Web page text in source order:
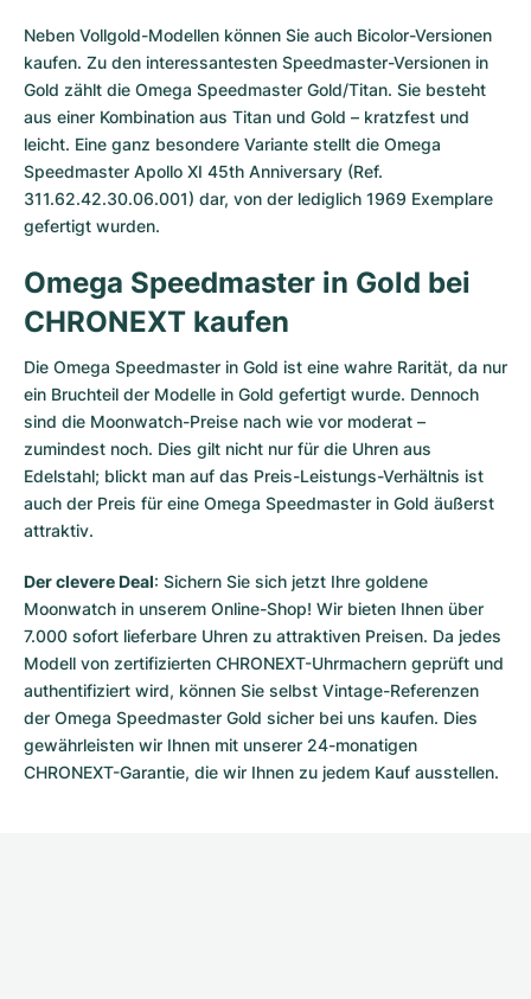
Neben Vollgold-Modellen können Sie auch Bicolor-Versionen
kaufen. Zu den interessantesten Speedmaster-Versionen in
Gold zählt die Omega Speedmaster Gold/Titan. Sie besteht
aus einer Kombination aus Titan und Gold – kratzfest und
leicht. Eine ganz besondere Variante stellt die Omega
Speedmaster Apollo XI 45th Anniversary (Ref.
311.62.42.30.06.001) dar, von der lediglich 1969 Exemplare
gefertigt wurden.
Omega Speedmaster in Gold bei
CHRONEXT kaufen
Die Omega Speedmaster in Gold ist eine wahre Rarität, da nur
ein Bruchteil der Modelle in Gold gefertigt wurde. Dennoch
sind die Moonwatch-Preise nach wie vor moderat –
zumindest noch. Dies gilt nicht nur für die Uhren aus
Edelstahl; blickt man auf das Preis-Leistungs-Verhältnis ist
auch der Preis für eine Omega Speedmaster in Gold äußerst
attraktiv.
Der clevere Deal: Sichern Sie sich jetzt Ihre goldene
Moonwatch in unserem Online-Shop! Wir bieten Ihnen über
7.000 sofort lieferbare Uhren zu attraktiven Preisen. Da jedes
Modell von zertifizierten CHRONEXT-Uhrmachern geprüft und
authentifiziert wird, können Sie selbst Vintage-Referenzen
der Omega Speedmaster Gold sicher bei uns kaufen. Dies
gewährleisten wir Ihnen mit unserer 24-monatigen
CHRONEXT-Garantie, die wir Ihnen zu jedem Kauf ausstellen.